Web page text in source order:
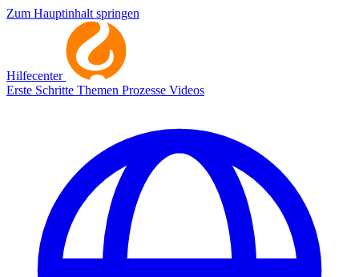
Zum Hauptinhalt springen
Hilfecenter
Erste Schritte Themen Prozesse Videos